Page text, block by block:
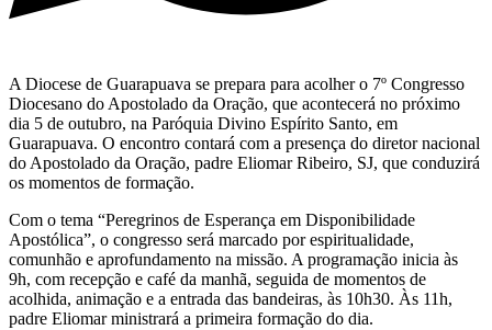
A Diocese de Guarapuava se prepara para acolher o 7º Congresso
Diocesano do Apostolado da Oração, que acontecerá no próximo
dia 5 de outubro, na Paróquia Divino Espírito Santo, em
Guarapuava. O encontro contará com a presença do diretor nacional
do Apostolado da Oração, padre Eliomar Ribeiro, SJ, que conduzirá
os momentos de formação.
Com o tema “Peregrinos de Esperança em Disponibilidade
Apostólica”, o congresso será marcado por espiritualidade,
comunhão e aprofundamento na missão. A programação inicia às
9h, com recepção e café da manhã, seguida de momentos de
acolhida, animação e a entrada das bandeiras, às 10h30. Às 11h,
padre Eliomar ministrará a primeira formação do dia.